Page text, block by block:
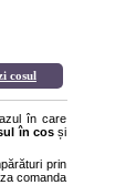
cosul
în care
în cosși
prin
comanda